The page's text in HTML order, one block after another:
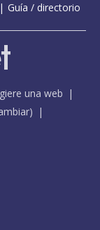
Guía / directorio
una web
)